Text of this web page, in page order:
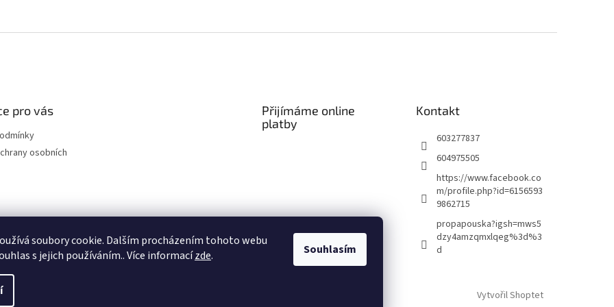
soubory cookie. Dalším procházením tohoto webu
s jejich používáním.. Více informacízde. Souhlasím
pro vás
osobních
Přijímáme online
platby
Kontakt
603277837
604975505
https://www.facebook.co
m/profile.php?id=6156593
9862715
propapouska?igsh=mws5
dzy4amzqmxlqeg%3d%3
d
Vytvořil Shoptet